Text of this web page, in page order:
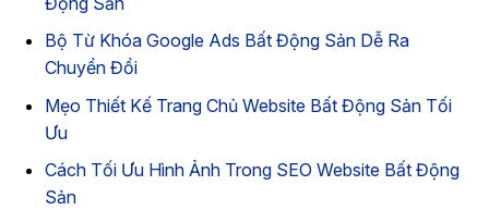
Bộ Từ Khóa Google Ads Bất Động Sản Dễ Ra
Chuyển Đổi
Mẹo Thiết Kế Trang Chủ Website Bất Động Sản Tối
Ưu
Cách Tối Ưu Hình Ảnh Trong SEO Website Bất Động
Sản